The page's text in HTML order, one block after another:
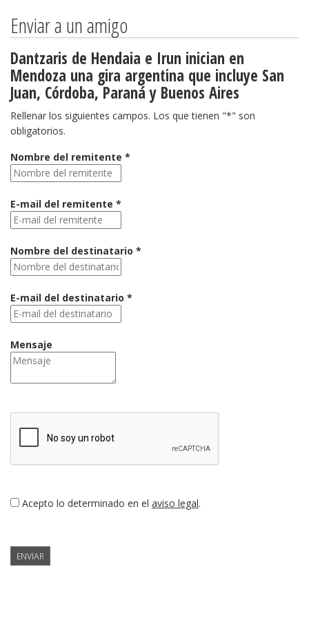
Enviar a un amigo
Dantzaris de Hendaia e Irun inician en
Mendoza una gira argentina que incluye San
Juan, Córdoba, Paraná y Buenos Aires
Rellenar los siguientes campos. Los que tienen "*" son
obligatorios.
Nombre del remitente *
E-mail del remitente *
Nombre del destinatario *
E-mail del destinatario *
Mensaje
Acepto lo determinado en el aviso legal.
ENVIAR